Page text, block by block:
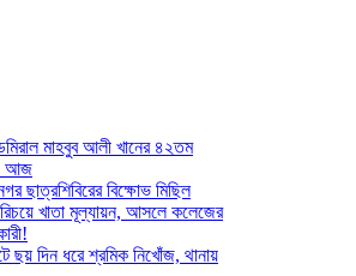
মাহবুব আলী খানের ৪২তম
আজ
ছাত্রশিবিরের বিক্ষোভ মিছিল
খাতা মূল্যায়ন, আসলে কলেজের
ছয় দিন ধরে শ্রমিক নিখোঁজ, থানায়